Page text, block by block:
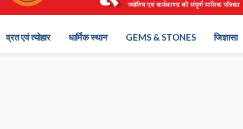
व्रत एवं त्योहार धार्मिक स्थान GEMS & STONES जिज्ञासा